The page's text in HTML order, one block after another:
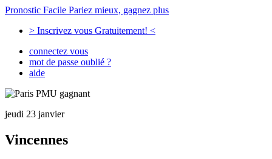
Pronostic Facile Pariez mieux, gagnez plus
> Inscrivez vous Gratuitement! <
connectez vous
mot de passe oublié ?
aide
jeudi 23 janvier
Vincennes